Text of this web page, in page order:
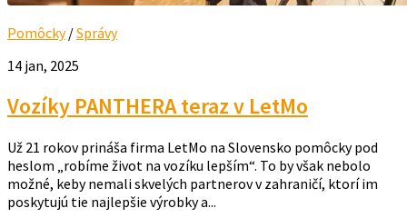
Pomôcky/Správy
14 jan, 2025
Vozíky PANTHERA teraz v LetMo
Už 21 rokov prináša firma LetMo na Slovensko pomôcky pod
heslom „robíme život na vozíku lepším“. To by však nebolo
možné, keby nemali skvelých partnerov v zahraničí, ktorí im
poskytujú tie najlepšie výrobky a...